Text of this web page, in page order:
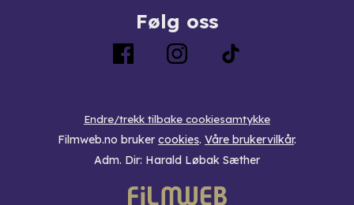
Følg oss
Endre/trekk tilbake cookiesamtykke
Filmweb.no bruker cookies. Våre brukervilkår.
Adm. Dir: Harald Løbak Sæther